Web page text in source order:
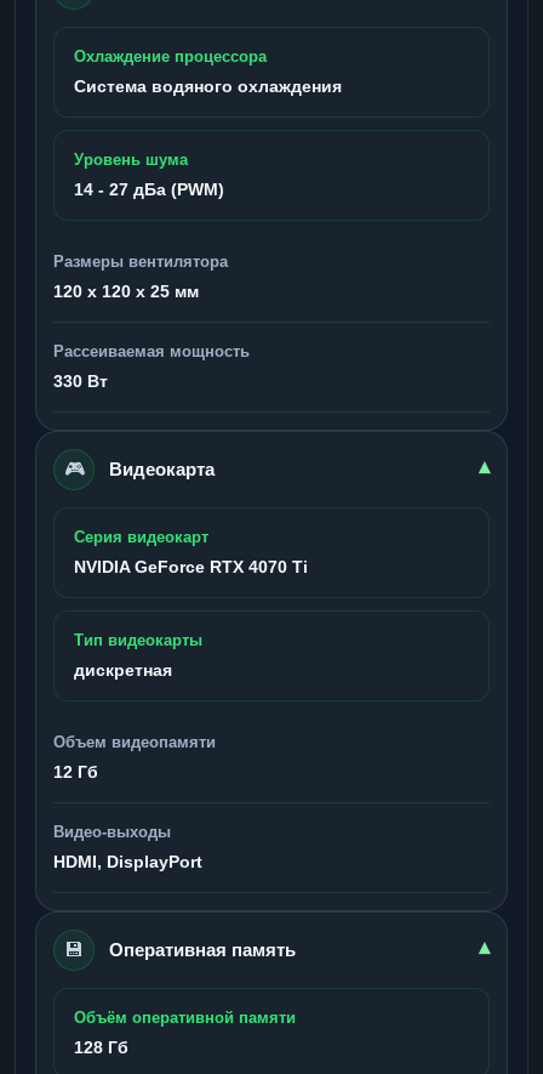
Охлаждение процессора
Система водяного охлаждения
Уровень шума
14 - 27 дБа (PWM)
Размеры вентилятора
120 x 120 x 25 мм
Рассеиваемая мощность
330 Вт
🎮 Видеокарта ▾
Серия видеокарт
NVIDIA GeForce RTX 4070 Ti
Тип видеокарты
дискретная
Объем видеопамяти
12 Гб
Видео-выходы
HDMI, DisplayPort
💾 Оперативная память ▾
Объём оперативной памяти
128 Гб